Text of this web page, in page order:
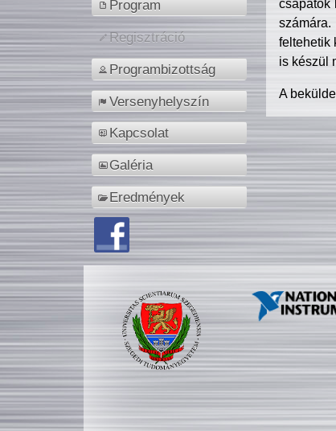
Program
Regisztráció
Programbizottság
Versenyhelyszín
Kapcsolat
Galéria
Eredmények
csapatok
feltehetik
is készül
A